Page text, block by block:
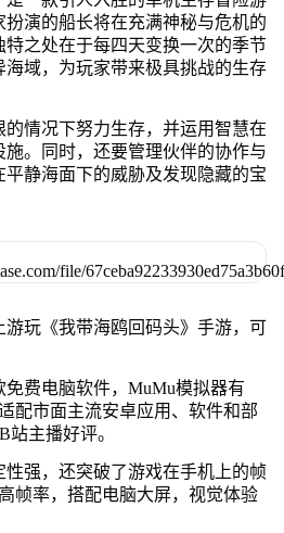
演的船长将在充满神秘与危机的
之处在于每四天变换一次的季节
域，为玩家带来极具挑战的生存
情况下努力生存，并运用智慧在
。同时，还要管理伙伴的协作与
静海面下的威胁及发现隐藏的宝
玩《我带海鸥回码头》手游，可
费电脑软件，MuMu模拟器有
配市面主流安卓应用、软件和部
站主播好评。
性强，还突破了游戏在手机上的帧
帧率，搭配电脑大屏，视觉体验